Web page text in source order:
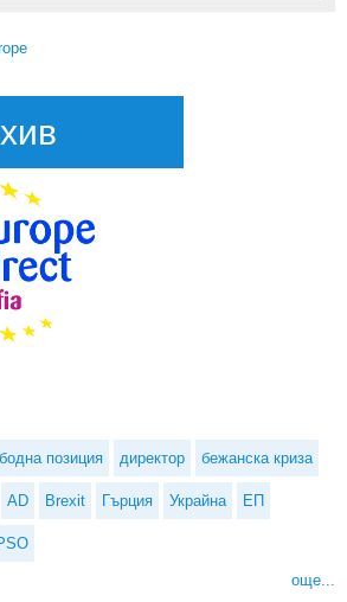
позиция директор бежанска криза
AD Brexit Гърция Украйна ЕП
още...